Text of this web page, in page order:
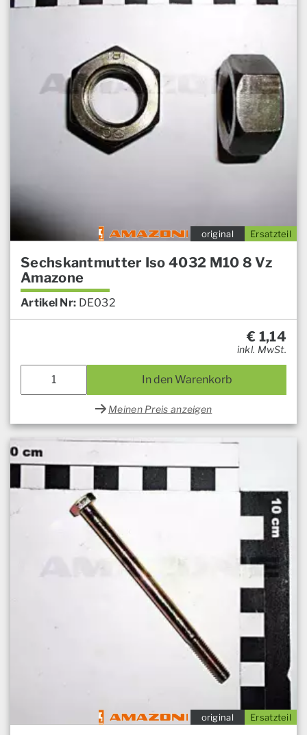
Ersatzteil
original
Sechskantmutter Iso 4032 M10 8 Vz
Amazone
Artikel Nr: DE032
€ 1,14
inkl. MwSt.
In den Warenkorb
Meinen Preis anzeigen
Ersatzteil
original